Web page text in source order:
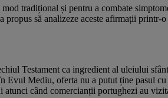
tradițional și pentru a combate
să analizeze aceste afirmații
Testament ca ingredient al uleiului
Mediu, oferta nu a putut ține pasul
când comercianții portughezi au